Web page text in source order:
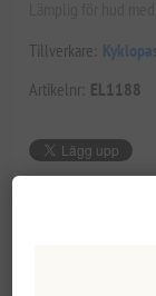
Tillverkare:
Artikelnr: EL1188